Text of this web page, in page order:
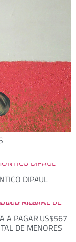
DIPAUL
A PAGAR US$567
DE MENORES